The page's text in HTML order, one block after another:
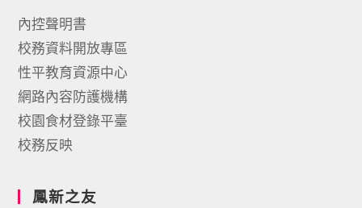
內控聲明書
校務資料開放專區
性平教育資源中心
網路內容防護機構
校園食材登錄平臺
校務反映
鳳新之友